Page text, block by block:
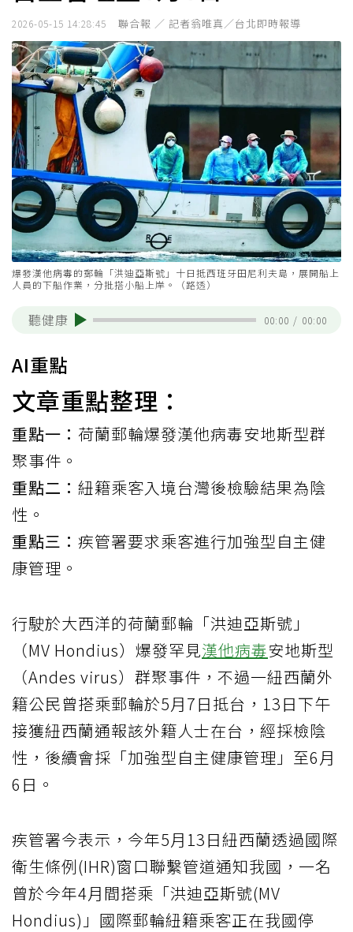
2026-05-15 14:28:45 聯合報 ／ 記者翁唯真／台北即時報導
爆發漢他病毒的郵輪「洪迪亞斯號」十日抵西班牙田尼利夫島，展開船上
人員的下船作業，分批搭小船上岸。（路透）
聽健康 00:00 / 00:00
AI重點
文章重點整理：
重點一： 荷蘭郵輪爆發漢他病毒安地斯型群
聚事件。
重點二： 紐籍乘客入境台灣後檢驗結果為陰
性。
重點三： 疾管署要求乘客進行加強型自主健
康管理。
行駛於大西洋的荷蘭郵輪「洪迪亞斯號」
（MV Hondius）爆發罕見漢他病毒安地斯型
（Andes virus）群聚事件，不過一紐西蘭外
籍公民曾搭乘郵輪於5月7日抵台，13日下午
接獲紐西蘭通報該外籍人士在台，經採檢陰
性，後續會採「加強型自主健康管理」至6月
6日。
疾管署今表示，今年5月13日紐西蘭透過國際
衛生條例(IHR)窗口聯繫管道通知我國，一名
曾於今年4月間搭乘「洪迪亞斯號(MV
Hondius)」國際郵輪紐籍乘客正在我國停